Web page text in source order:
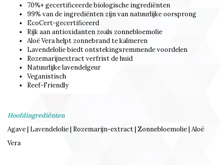
70%+ gecertificeerde biologische ingrediënten
99% van de ingrediënten zijn van natuurlijke oorsprong
EcoCert-gecertificeerd
Rijk aan antioxidanten zoals zonnebloemolie
Aloë Vera helpt zonnebrand te kalmeren
Lavendelolie biedt ontstekingsremmende voordelen
Rozemarijnextract verfrist de huid
Natuurlijke lavendelgeur
Veganistisch
Reef-Friendly
Hoofdingrediënten
Agave | Lavendelolie | Rozemarijn-extract | Zonnebloemolie | Aloë
Vera